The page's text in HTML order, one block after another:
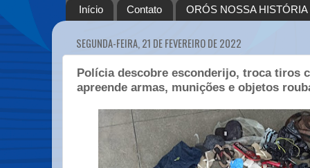
Início Contato ORÓS NOSSA HISTÓRIA
SEGUNDA-FEIRA, 21 DE FEVEREIRO DE 2022
Polícia descobre esconderijo, troca tiros
apreende armas, munições e objetos